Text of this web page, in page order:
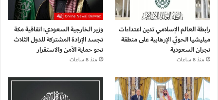
رابطة العالم الإسلامي تدين اعتداءات
ميليشيا الحوثي الإرهابية على منطقة
نجران السعودية
منذ 8 ساعات
وزير الخارجية السعودي: اتفاقية مكة
تجسد الإرادة المشتركة للدول الثلاث
نحو حماية الأمن والاستقرار
منذ 8 ساعات